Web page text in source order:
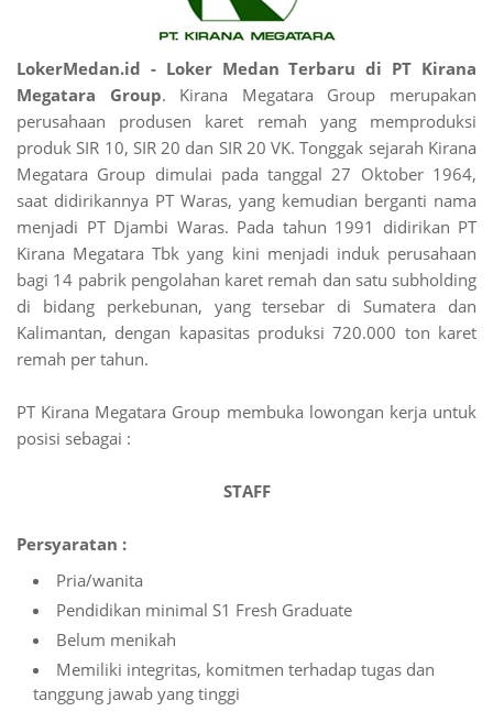
LokerMedan.id - Loker Medan Terbaru di PT Kirana
Megatara Group. Kirana Megatara Group merupakan
perusahaan produsen karet remah yang memproduksi
produk SIR 10, SIR 20 dan SIR 20 VK. Tonggak sejarah Kirana
Megatara Group dimulai pada tanggal 27 Oktober 1964,
saat didirikannya PT Waras, yang kemudian berganti nama
menjadi PT Djambi Waras. Pada tahun 1991 didirikan PT
Kirana Megatara Tbk yang kini menjadi induk perusahaan
bagi 14 pabrik pengolahan karet remah dan satu subholding
di bidang perkebunan, yang tersebar di Sumatera dan
Kalimantan, dengan kapasitas produksi 720.000 ton karet
remah per tahun.
PT Kirana Megatara Group membuka lowongan kerja untuk
posisi sebagai :
STAFF
Persyaratan :
Pria/wanita
Pendidikan minimal S1 Fresh Graduate
Belum menikah
Memiliki integritas, komitmen terhadap tugas dan
tanggung jawab yang tinggi